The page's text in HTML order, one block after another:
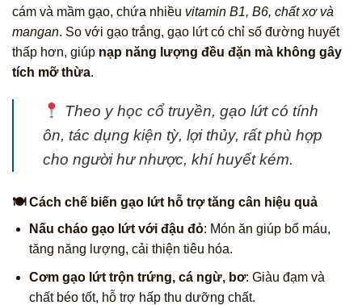
cám và mầm gạo, chứa nhiều vitamin B1, B6, chất xơ và
mangan. So với gạo trắng, gạo lứt có chỉ số đường huyết
thấp hơn, giúp nạp năng lượng đều đặn mà không gây
tích mỡ thừa.
Theo y học cổ truyền, gạo lứt có tính
ôn, tác dụng kiện tỳ, lợi thủy, rất phù hợp
cho người hư nhược, khí huyết kém.
🍽 Cách chế biến gạo lứt hỗ trợ tăng cân hiệu quả
Nấu cháo gạo lứt với đậu đỏ: Món ăn giúp bổ máu,
tăng năng lượng, cải thiện tiêu hóa.
Cơm gạo lứt trộn trứng, cá ngừ, bơ: Giàu đạm và
chất béo tốt, hỗ trợ hấp thu dưỡng chất.